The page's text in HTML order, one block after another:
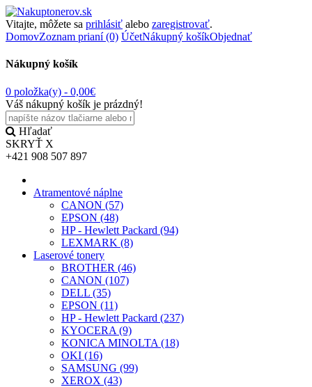
Vitajte, môžete sa prihlásiť alebo zaregistrovať.
DomovZoznam prianí (0) ÚčetNákupný košíkObjednať
Nákupný košík
0 položka(y) - 0,00€
Váš nákupný košík je prázdný!
Hľadať
SKRYŤ X
+421 908 507 897
Atramentové náplne
CANON (57)
EPSON (48)
HP - Hewlett Packard (94)
LEXMARK (8)
Laserové tonery
BROTHER (46)
CANON (107)
DELL (35)
EPSON (11)
HP - Hewlett Packard (237)
KYOCERA (9)
KONICA MINOLTA (18)
OKI (16)
SAMSUNG (99)
XEROX (43)